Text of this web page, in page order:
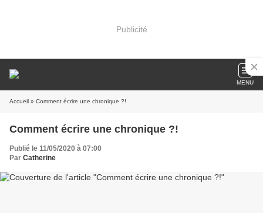
Publicité
MENU
Accueil » Comment écrire une chronique ?!
Comment écrire une chronique ?!
Publié le 11/05/2020 à 07:00
Par Catherine